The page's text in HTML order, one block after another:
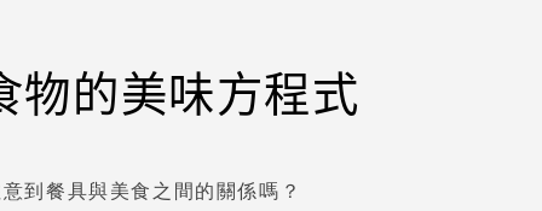
物的美味方程式
到餐具與美食之間的關係嗎？